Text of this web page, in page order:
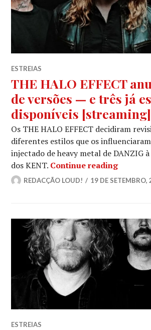
ESTREIAS
THE HALO EFFECT
de versões — e três já
disponíveis [streaming]
Os THE HALO EFFECT decidiram
diferentes estilos que os
injectado de heavy metal de DANZIG
dos KENT. Continue readingTHE
REDACÇÃO LOUD! 19 DE SETEMBRO,
ESTREIAS